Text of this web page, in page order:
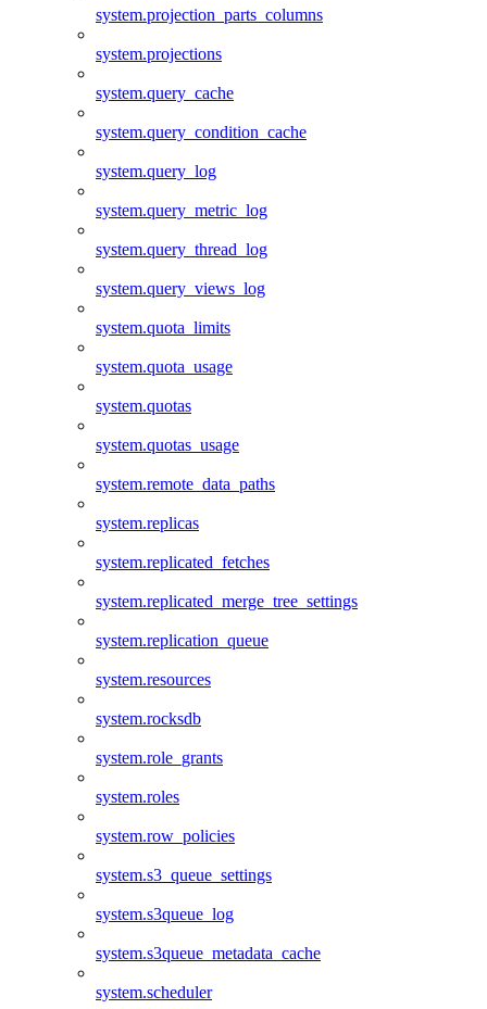
system.projection_parts_columns
system.projections
system.query_cache
system.query_condition_cache
system.query_log
system.query_metric_log
system.query_thread_log
system.query_views_log
system.quota_limits
system.quota_usage
system.quotas
system.quotas_usage
system.remote_data_paths
system.replicas
system.replicated_fetches
system.replicated_merge_tree_settings
system.replication_queue
system.resources
system.rocksdb
system.role_grants
system.roles
system.row_policies
system.s3_queue_settings
system.s3queue_log
system.s3queue_metadata_cache
system.scheduler